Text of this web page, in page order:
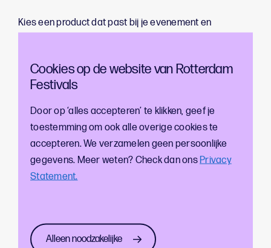
Cookies op de website van Rotterdam
Festivals
Door op ‘alles accepteren’ te klikken, geef je
toestemming om ook alle overige cookies te
accepteren. We verzamelen geen persoonlijke
gegevens. Meer weten? Check dan onsPrivacy
Statement.
Alleen noodzakelijke
Kies een product dat past bij je evenement en
statiegeld op jouw evenement. Kies voor je juiste
samenwerkingspartners en leveranciers. Informeer
bezoekers duidelijk over het systeem.
Waar vind je meer
informatie?
voor producenten en importeurs die verpakkingen op
de Nederlandse markt brengen. Leveranciers van